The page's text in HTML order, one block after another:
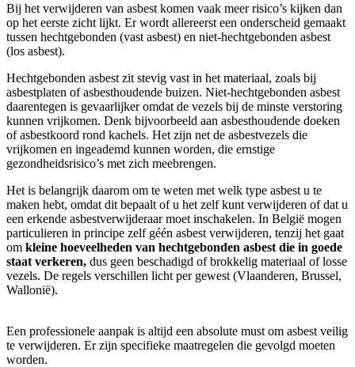
Bij het verwijderen van asbest komen vaak meer risico’s kijken dan
op het eerste zicht lijkt. Er wordt allereerst een onderscheid gemaakt
tussen hechtgebonden (vast asbest) en niet-hechtgebonden asbest
(los asbest).
Hechtgebonden asbest zit stevig vast in het materiaal, zoals bij
asbestplaten of asbesthoudende buizen. Niet-hechtgebonden asbest
daarentegen is gevaarlijker omdat de vezels bij de minste verstoring
kunnen vrijkomen. Denk bijvoorbeeld aan asbesthoudende doeken
of asbestkoord rond kachels. Het zijn net de asbestvezels die
vrijkomen en ingeademd kunnen worden, die ernstige
gezondheidsrisico’s met zich meebrengen.
Het is belangrijk daarom om te weten met welk type asbest u te
maken hebt, omdat dit bepaalt of u het zelf kunt verwijderen of dat u
een erkende asbestverwijderaar moet inschakelen. In België mogen
particulieren in principe zelf géén asbest verwijderen, tenzij het gaat
om kleine hoeveelheden van hechtgebonden asbest die in goede
staat verkeren, dus geen beschadigd of brokkelig materiaal of losse
vezels. De regels verschillen licht per gewest (Vlaanderen, Brussel,
Wallonië).
Een professionele aanpak is altijd een absolute must om asbest veilig
te verwijderen. Er zijn specifieke maatregelen die gevolgd moeten
worden.